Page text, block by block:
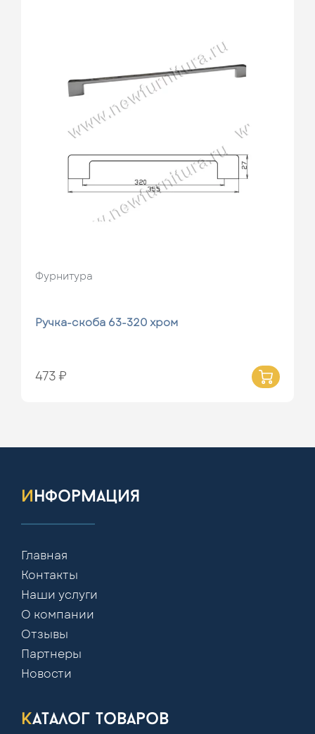
Фурнитура
Ручка-скоба 63-320 хром
473 ₽
информация
Главная
Контакты
Наши услуги
О компании
Отзывы
Партнеры
Новости
каталог товаров